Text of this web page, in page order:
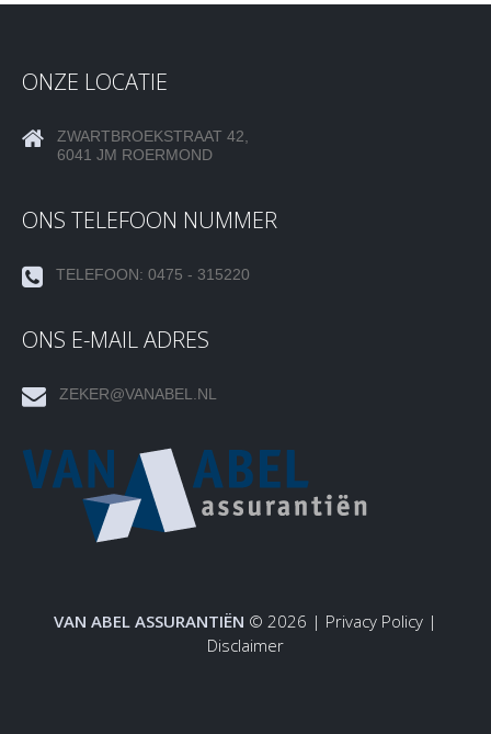
ONZE LOCATIE
ZWARTBROEKSTRAAT 42,
6041 JM ROERMOND
ONS TELEFOON NUMMER
TELEFOON: 0475 - 315220
ONS E-MAIL ADRES
ZEKER@VANABEL.NL
VAN ABEL ASSURANTIËN © 2026 | Privacy Policy |
Disclaimer